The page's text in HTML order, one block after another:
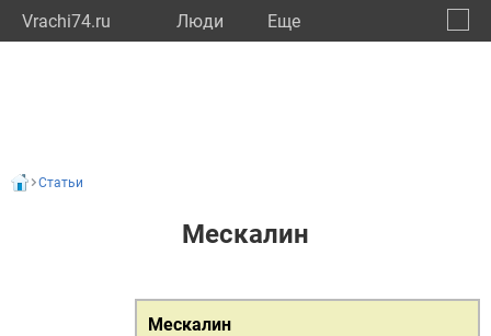
Vrachi74.ru Люди Eще
Статьи
Мескалин
Мескалин